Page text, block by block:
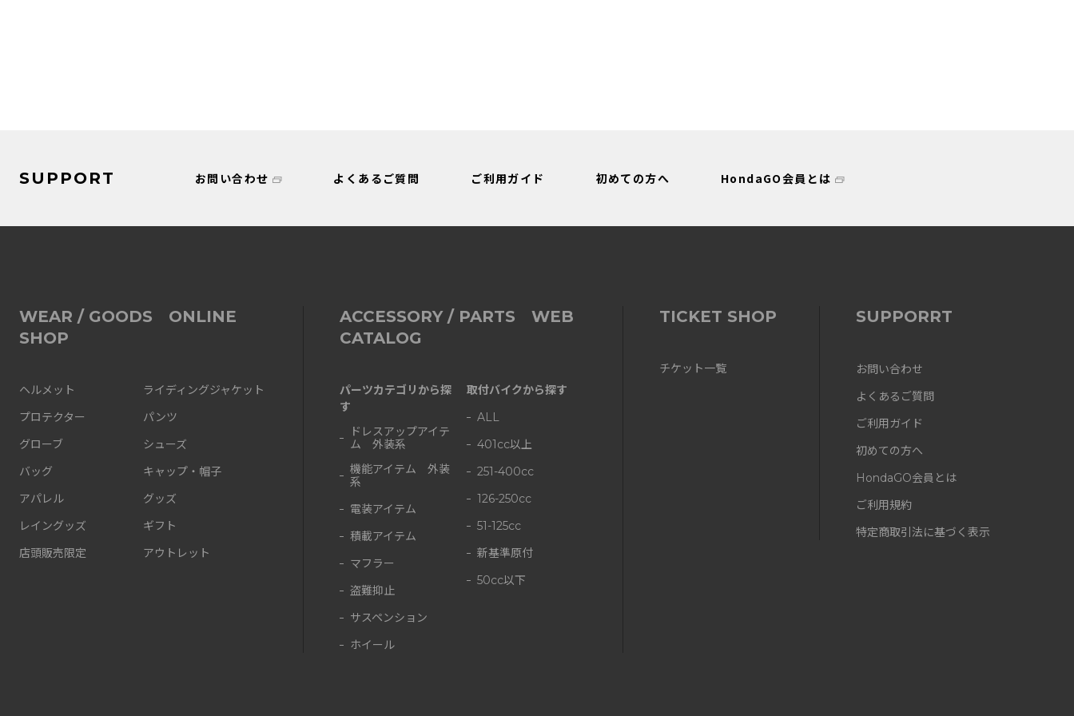
SUPPORT お問い合わせ よくあるご質問 ご利用ガイド 初めての方へ HondaGO会員とは
WEAR / GOODS ONLINE
SHOP
ヘルメット
ライディングジャケット
プロテクター
パンツ
グローブ
シューズ
バッグ
キャップ・帽子
アパレル
グッズ
レイングッズ
ギフト
店頭販売限定
アウトレット
ACCESSORY / PARTS WEB
CATALOG
パーツカテゴリから探
す
ドレスアップアイテ
ム 外装系
機能アイテム 外装
系
電装アイテム
積載アイテム
マフラー
盗難抑止
サスペンション
ホイール
取付バイクから探す
ALL
401cc以上
251-400cc
126-250cc
51-125cc
新基準原付
50cc以下
TICKET SHOP
チケット一覧
SUPPORRT
お問い合わせ
よくあるご質問
ご利用ガイド
初めての方へ
HondaGO会員とは
ご利用規約
特定商取引法に基づく表示